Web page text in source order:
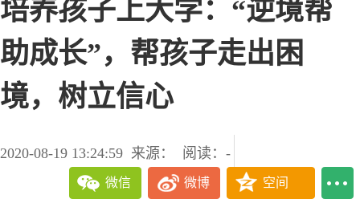
培养孩子上大学：“逆境帮
助成长”，帮孩子走出困
境，树立信心
2020-08-19 13:24:59 来源： 阅读：-
微信 微博 空间